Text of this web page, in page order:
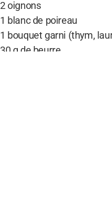
2 oignons
1 blanc de poireau
1 bouquet garni (thym,
30 g de beurre